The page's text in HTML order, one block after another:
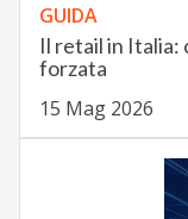
GUIDA
Il retail in
forzata
15 Mag 2026